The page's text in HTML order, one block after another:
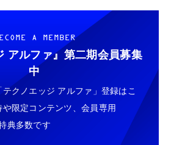
A MEMBER
アルファ』 第二期会員募集
中
クノエッジ アルファ」登録はこ
限定コンテンツ、会員専用
典多数です